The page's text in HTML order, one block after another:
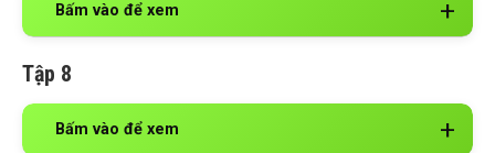
Bấm vào để xem
Tập 8
Bấm vào để xem